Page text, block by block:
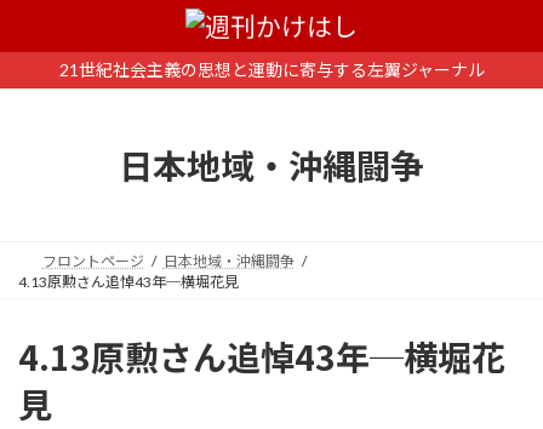
ン
ー
21世紀社会主義の思想と運動に寄与する左翼ジャーナル
日本地域・沖縄闘争
フロントページ
日本地域・沖縄闘争
4.13原勲さん追悼43年─横堀花見
4.13原勲さん追悼43年─横堀花
見